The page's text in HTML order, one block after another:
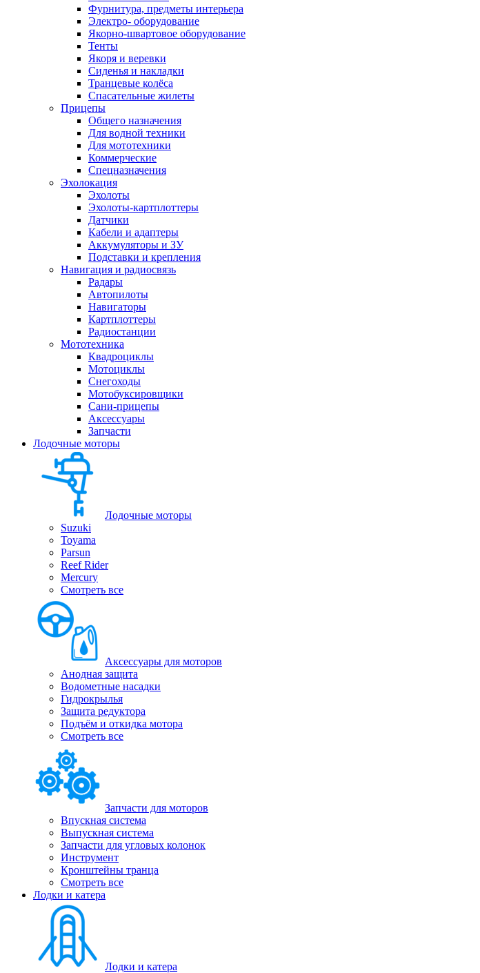
Фурнитура, предметы интерьера
Электро- оборудование
Якорно-швартовое оборудование
Тенты
Якоря и веревки
Сиденья и накладки
Транцевые колёса
Спасательные жилеты
Прицепы
Общего назначения
Для водной техники
Для мототехники
Коммерческие
Спецназначения
Эхолокация
Эхолоты
Эхолоты-картплоттеры
Датчики
Кабели и адаптеры
Аккумуляторы и ЗУ
Подставки и крепления
Навигация и радиосвязь
Радары
Автопилоты
Навигаторы
Картплоттеры
Радиостанции
Мототехника
Квадроциклы
Мотоциклы
Снегоходы
Мотобуксировщики
Сани-прицепы
Аксессуары
Запчасти
Лодочные моторы
Лодочные моторы
Suzuki
Toyama
Parsun
Reef Rider
Mercury
Смотреть все
Аксессуары для моторов
Анодная защита
Водометные насадки
Гидрокрылья
Защита редуктора
Подъём и откидка мотора
Смотреть все
Запчасти для моторов
Впускная система
Выпускная система
Запчасти для угловых колонок
Инструмент
Кронштейны транца
Смотреть все
Лодки и катера
Лодки и катера